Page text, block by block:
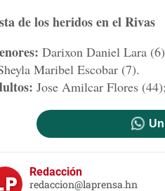
de los heridos en el Rivas
Darixon Daniel Lara
Maribel Escobar (7).
Jose Amilcar Flores
Redacción
redaccion@laprensa.hn